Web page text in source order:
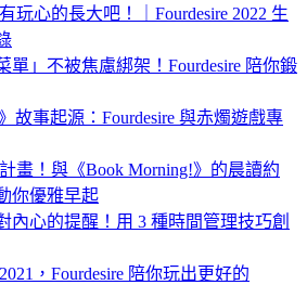
玩心的長大吧！｜Fourdesire 2022 生
單」不被焦慮綁架！Fourdesire 陪你鍛
故事起源：Fourdesire 與赤燭遊戲專
畫！與《Book Morning!》的晨讀約
你優雅早起
內心的提醒！用 3 種時間管理技巧創
，Fourdesire 陪你玩出更好的